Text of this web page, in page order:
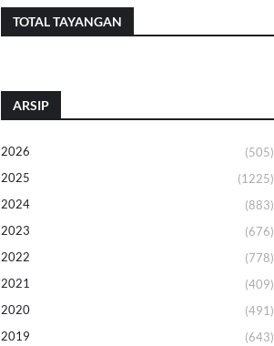
TOTAL TAYANGAN
ARSIP
2026
(505)
2025
(1225)
2024
(883)
2023
(676)
2022
(778)
2021
(409)
2020
(491)
2019
(643)